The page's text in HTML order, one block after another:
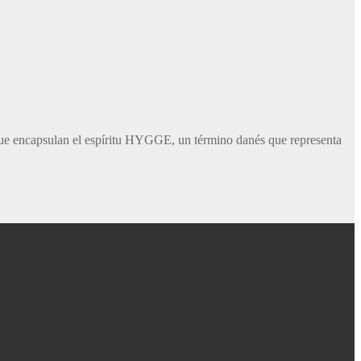
encapsulan el espíritu HYGGE, un término danés que representa